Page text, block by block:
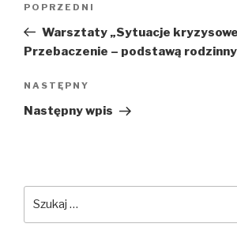
Poprzedni
wpis
POPRZEDNI
Warsztaty „Sytuacje
Przebaczenie – podstawą
Następny
wpis
NASTĘPNY
Następny wpis